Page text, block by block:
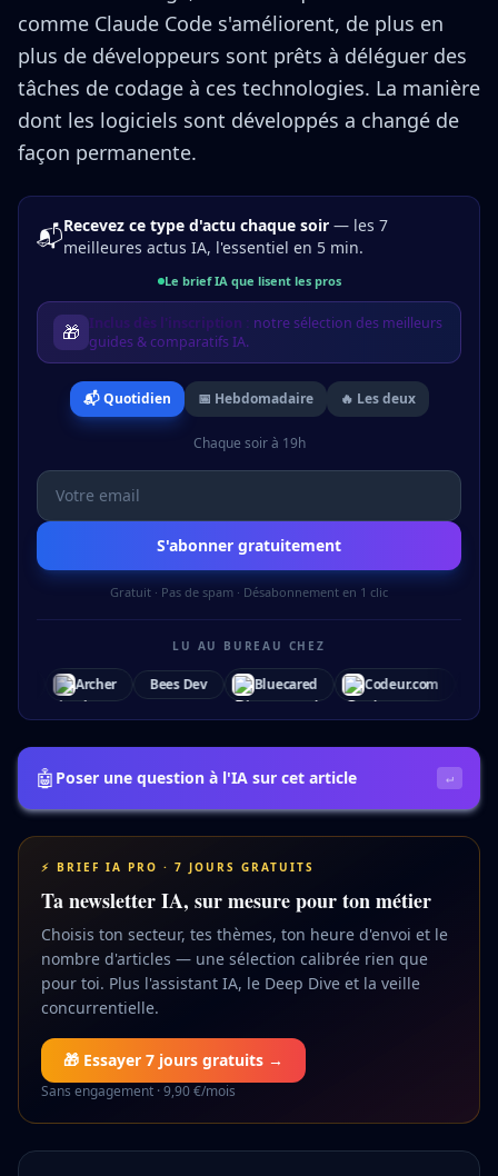
comme Claude Code s'améliorent, de plus en
plus de développeurs sont prêts à déléguer des
tâches de codage à ces technologies. La manière
dont les logiciels sont développés a changé de
façon permanente.
📬Recevez ce type d'actu chaque soir — les 7
meilleures actus IA, l'essentiel en 5 min.
Le brief IA que lisent les pros
🎁 Inclus dès l'inscription : notre sélection des meilleurs
guides & comparatifs IA.
📬 Quotidien 📅 Hebdomadaire 🔥 Les deux
Chaque soir à 19h
S'abonner gratuitement
Gratuit · Pas de spam · Désabonnement en 1 clic
LU AU BUREAU CHEZ
Bees Dev Bluecared Codeur.com Com Company
🤖 Poser une question à l'IA sur cet article ↵
⚡ BRIEF IA PRO · 7 JOURS GRATUITS
Ta newsletter IA, sur mesure pour ton métier
Choisis ton secteur, tes thèmes, ton heure d'envoi et le
nombre d'articles — une sélection calibrée rien que
pour toi. Plus l'assistant IA, le Deep Dive et la veille
concurrentielle.
🎁 Essayer 7 jours gratuits →
Sans engagement · 9,90 €/mois